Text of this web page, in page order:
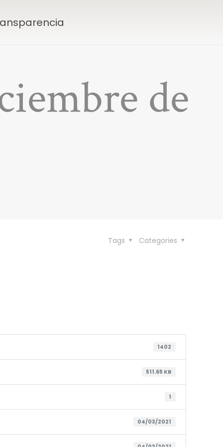
de
Categories
Tags
1402
511.65 KB
1
04/03/2021